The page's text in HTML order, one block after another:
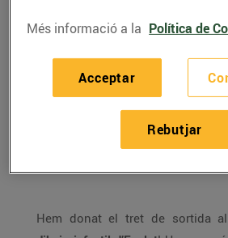
Ja és aquí el
concurs de
infantil
Hem donat el tret de sortida al
Més informació a la Política de
Rebutjar
Acceptar